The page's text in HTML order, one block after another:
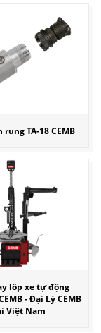
rung TA-18 CEMB
lốp xe tự động
- Đại Lý CEMB
Việt Nam